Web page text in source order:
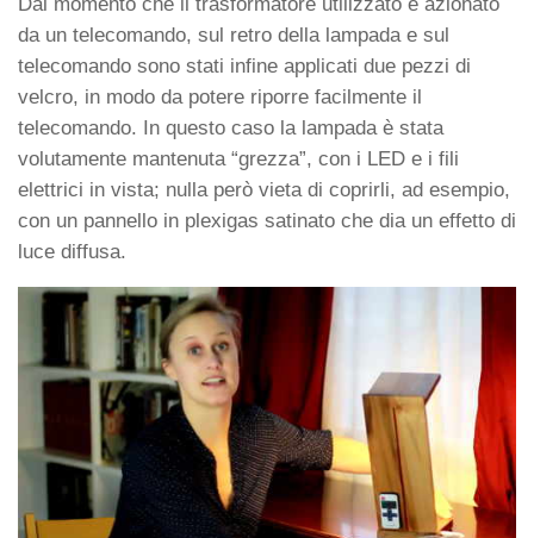
da un telecomando, sul retro della lampada e sul
telecomando sono stati infine applicati due pezzi di
velcro, in modo da potere riporre facilmente il
telecomando. In questo caso la lampada è stata
volutamente mantenuta “grezza”, con i LED e i fili
elettrici in vista; nulla però vieta di coprirli, ad esempio,
con un pannello in plexigas satinato che dia un effetto di
luce diffusa.